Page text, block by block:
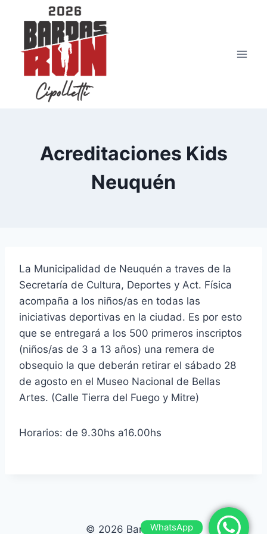
contenido
Acreditaciones Kids
Neuquén
La Municipalidad de Neuquén a traves de la
Secretaría de Cultura, Deportes y Act. Física
acompaña a los niños/as en todas las
iniciativas deportivas en la ciudad. Es por esto
que se entregará a los 500 primeros inscriptos
(niños/as de 3 a 13 años) una remera de
obsequio la que deberán retirar el sábado 28
de agosto en el Museo Nacional de Bellas
Artes. (Calle Tierra del Fuego y Mitre)
Horarios: de 9.30hs a16.00hs
© 2026 Bardas Run
WhatsApp